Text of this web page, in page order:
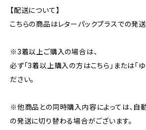
【配送について】
こちらの商品はレターパックプラスでの発送
※3着以上ご購入の場合は、
必ず「3着以上購入の方はこちら」または「ゆ
ださい。
※他商品との同時購入内容によっては、自動
の発送に切り替わる場合がございます。